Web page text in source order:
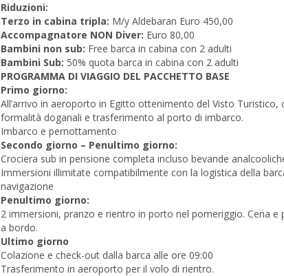
Riduzioni:
Terzo in cabina tripla: M/y Aldebaran Euro 450,00
Accompagnatore NON Diver: Euro 80,00
Bambini non sub: Free barca in cabina con 2 adulti
Bambini Sub: 50% quota barca in cabina con 2 adulti
PROGRAMMA DI VIAGGIO DEL PACCHETTO BASE
Primo giorno:
All’arrivo in aeroporto in Egitto ottenimento del Visto Turistico,
formalità doganali e trasferimento al porto di imbarco.
Imbarco e pernottamento
Secondo giorno – Penultimo giorno:
Crociera sub in pensione completa incluso bevande
Immersioni illimitate compatibilmente con la logistica della
navigazione
Penultimo giorno:
2 immersioni, pranzo e rientro in porto nel pomeriggio. Cena e
a bordo.
Ultimo giorno
Colazione e check-out dalla barca alle ore 09:00
Trasferimento in aeroporto per il volo di rientro.